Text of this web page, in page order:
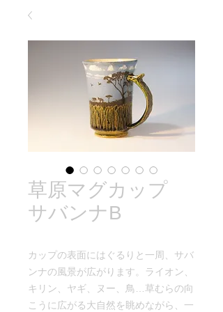
草原マグカップ
サバンナB
カップの表面にはぐるりと一周、サバ
ンナの風景が広がります。ライオン、
キリン、ヤギ、ヌー、鳥…草むらの向
こうに広がる大自然を眺めながら、一